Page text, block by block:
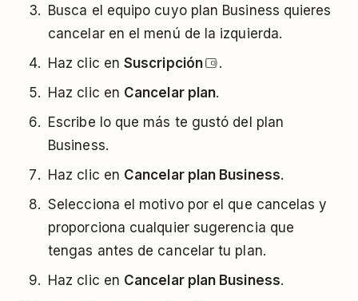
Busca el equipo cuyo plan Business quieres
cancelar en el menú de la izquierda.
Haz clic enSuscripción
.
Haz clic en Cancelar plan.
Escribe lo que más te gustó del plan
Business.
Haz clic en Cancelar plan Business.
Selecciona el motivo por el que cancelas y
proporciona cualquier sugerencia que
tengas antes de cancelar tu plan.
Haz clic en Cancelar plan Business.